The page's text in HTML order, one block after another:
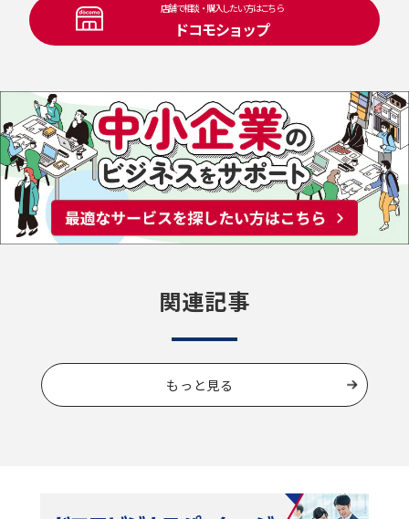
店舗で相談・購入したい方はこちら
ドコモショップ
関連記事
もっと見る